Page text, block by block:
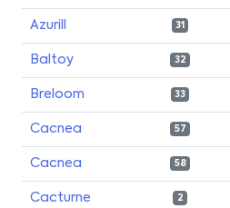
Azurill 31
Baltoy 32
Breloom 33
Cacnea 57
Cacnea 58
Cacturne 2